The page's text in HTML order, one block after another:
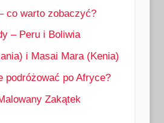
co warto zobaczyć?
– Peru i Boliwia
i Masai Mara (Kenia)
podróżować po Afryce?
Zakątek